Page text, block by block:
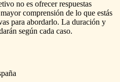
no es ofrecer respuestas
mayor comprensión de lo que estás
para abordarlo. La duración y
según cada caso.